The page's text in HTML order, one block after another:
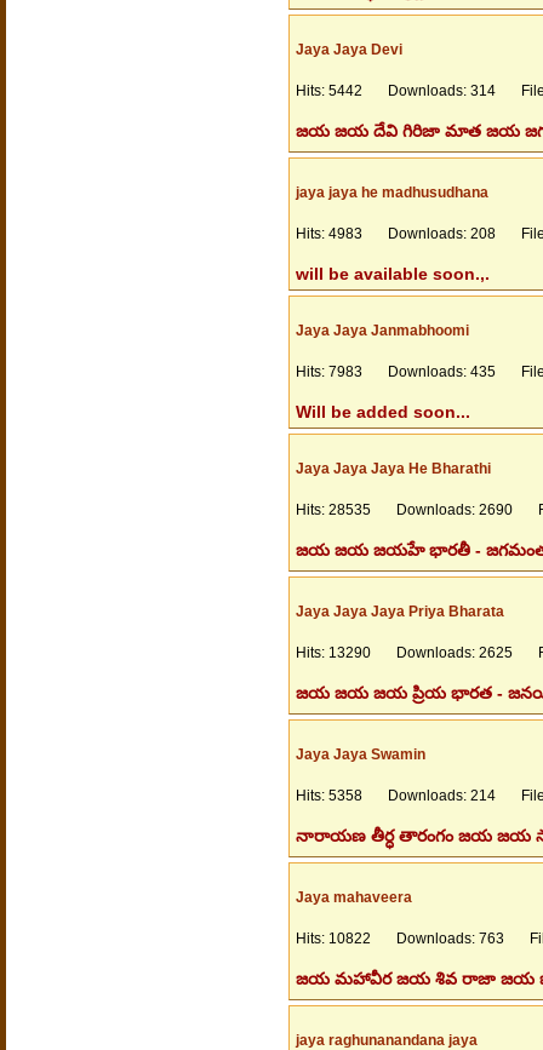
Jaya Jaya Devi
Hits: 5442 Downloads: 314
జయ జయ దేవి గిరిజా మాత జయ
jaya jaya he madhusudhana
Hits: 4983 Downloads: 208
will be available soon.,.
Jaya Jaya Janmabhoomi
Hits: 7983 Downloads: 435
Will be added soon...
Jaya Jaya Jaya He Bharathi
Hits: 28535 Downloads: 2690
జయ జయ జయహే భారతీ - జగమంత
Jaya Jaya Jaya Priya Bharata
Hits: 13290 Downloads: 2625
జయ జయ జయ ప్రియ భారత -
Jaya Jaya Swamin
Hits: 5358 Downloads: 214
నారాయణ తీర్ధ తారంగం జయ
Jaya mahaveera
Hits: 10822 Downloads: 763
జయ మహావీర జయ శివ రాజా జయ
jaya raghunanandana jaya